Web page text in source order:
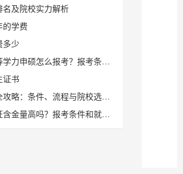
及院校实力解析
的学费
多少
硕怎么报考？报考条件及流程详解
证书
：条件、流程与院校选择指南
高吗？报考条件和就业方向全解析